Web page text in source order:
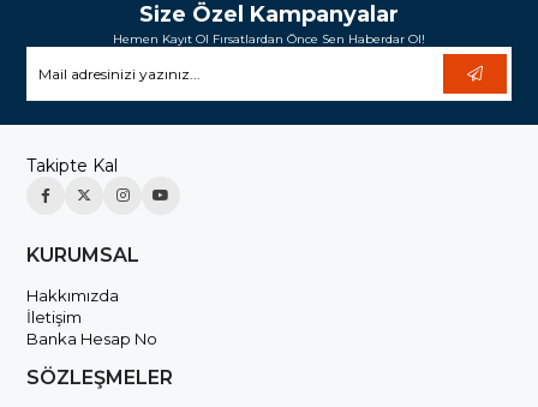
Size Özel Kampanyalar
Hemen Kayıt Ol Fırsatlardan Önce Sen Haberdar Ol!
Takipte Kal
KURUMSAL
Hakkımızda
İletişim
Banka Hesap No
SÖZLEŞMELER